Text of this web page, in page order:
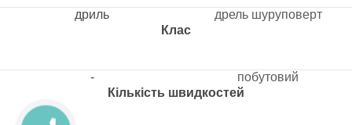
Клас
Кількість швидкостей
дриль
-
дрель шуруповерт
побутовий